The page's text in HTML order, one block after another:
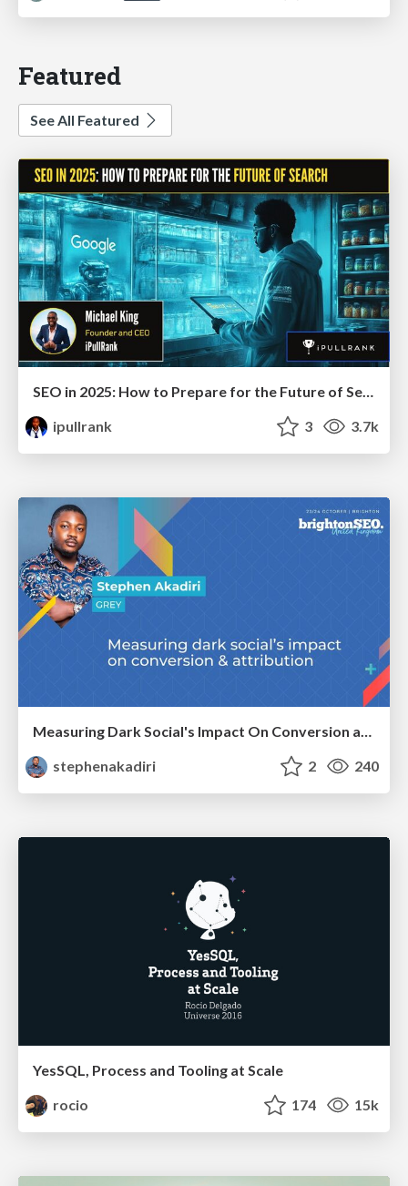
Featured
See All Featured
SEO in 2025: How to Prepare for the Future of Search
ipullrank
3 3.7k
Measuring Dark Social's Impact On Conversion and Attribution
stephenakadiri
2 240
YesSQL, Process and Tooling at Scale
rocio
174 15k